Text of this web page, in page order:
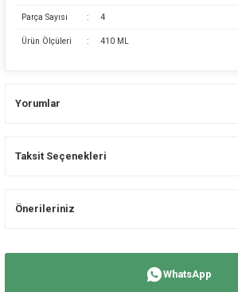
Parça Sayısı : 4
Ürün Ölçüleri : 410 ML
Yorumlar
Taksit Seçenekleri
Önerileriniz
WhatsApp